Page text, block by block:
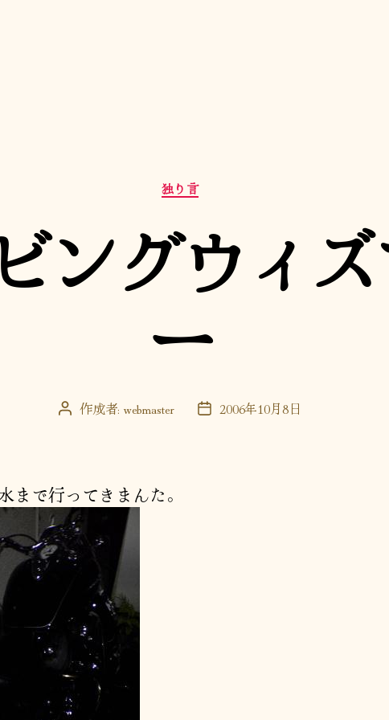
カ
テ
リ
ー
独り言
ングウィ
ー
投 作成者: webmaster
投 2006年10月8日
まで行ってきまんた。